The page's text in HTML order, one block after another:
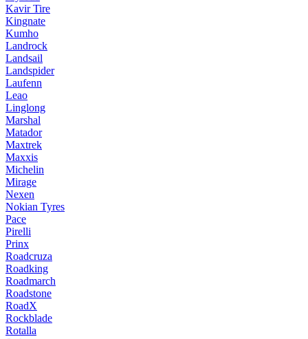
Kavir Tire
Kingnate
Kumho
Landrock
Landsail
Landspider
Laufenn
Leao
Linglong
Marshal
Matador
Maxtrek
Maxxis
Michelin
Mirage
Nexen
Nokian Tyres
Pace
Pirelli
Prinx
Roadcruza
Roadking
Roadmarch
Roadstone
RoadX
Rockblade
Rotalla